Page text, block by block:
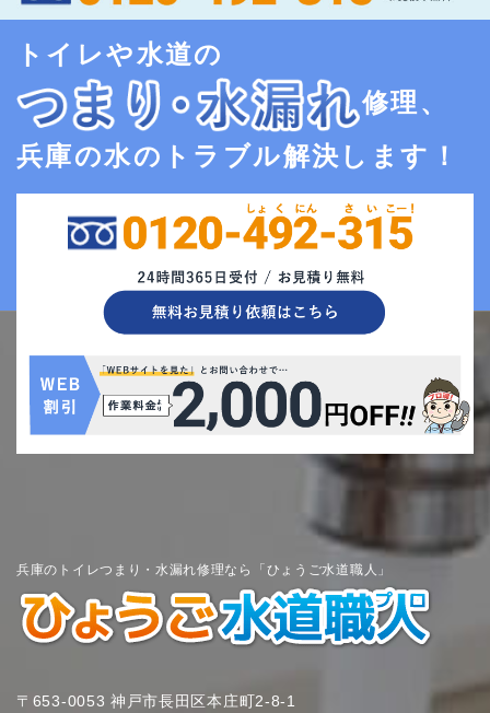
トイレや水道の
修理、
兵庫の水のトラブル解決します！
兵庫のトイレつまり・水漏れ修理なら「ひょうご水道職人」
〒653-0053 神戸市長田区本庄町2-8-1